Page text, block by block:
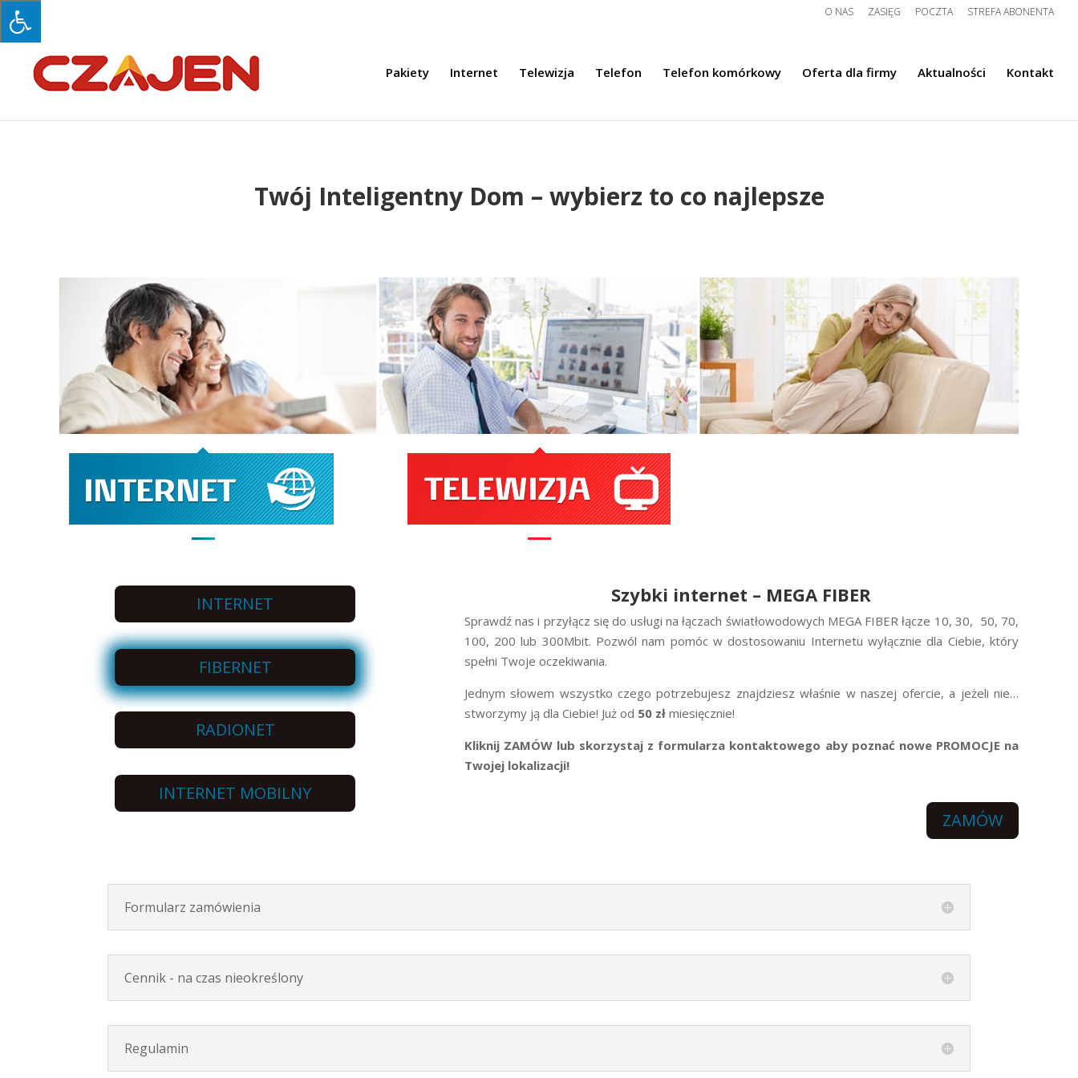
O NAS ZASIĘG POCZTA STREFA ABONENTA
Pakiety Internet Telewizja Telefon Telefon komórkowy Oferta dla firmy Aktualności Kontakt
Twój Inteligentny Dom – wybierz to co najlepsze
INTERNET
FIBERNET
RADIONET
INTERNET MOBILNY
Szybki internet – MEGA FIBER
Sprawdź nas i przyłącz się do usługi na łączach światłowodowych MEGA FIBER łącze 10, 30, 50, 70,
100, 200 lub 300Mbit. Pozwól nam pomóc w dostosowaniu Internetu wyłącznie dla Ciebie, który
spełni Twoje oczekiwania.
Jednym słowem wszystko czego potrzebujesz znajdziesz właśnie w naszej ofercie, a jeżeli nie…
stworzymy ją dla Ciebie! Już od 50 złmiesięcznie!
Kliknij ZAMÓW lub skorzystaj z formularza kontaktowego aby poznać nowe PROMOCJE na
Twojej lokalizacji!
ZAMÓW
Formularz zamówienia
Cennik - na czas nieokreślony
Regulamin